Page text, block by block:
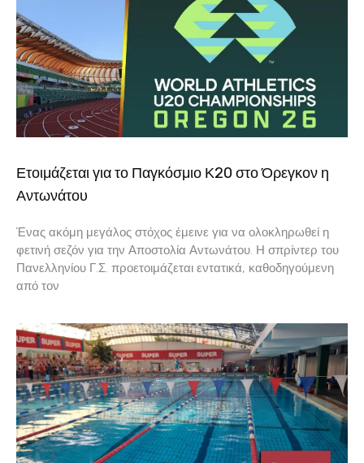
Ετοιμάζεται για το Παγκόσμιο Κ20 στο Όρεγκον η
Αντωνάτου
Ένας ακόμη μεγάλος στόχος έμεινε για να ολοκληρωθεί η
φετινή σεζόν για την Αποστολία Αντωνάτου. Η σπρίντερ του
Πανελληνίου Γ.Σ. προετοιμάζεται εντατικά, καθοδηγούμενη
από τον